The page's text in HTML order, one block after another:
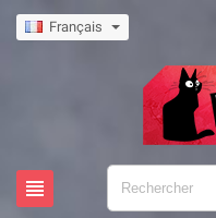
Français
